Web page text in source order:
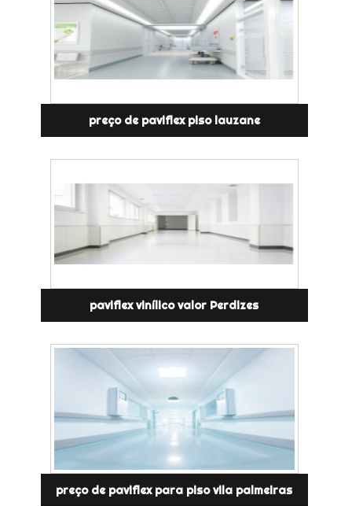
preço de paviflex piso lauzane
paviflex vinílico valor Perdizes
preço de paviflex para piso vila palmeiras